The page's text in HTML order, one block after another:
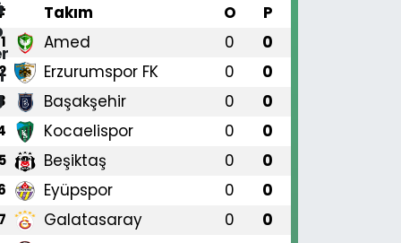
Takım O P
1 Amed 0 0
Erzurumspor FK 0 0
Başakşehir 0 0
Kocaelispor 0 0
Beşiktaş 0 0
Eyüpspor 0 0
Galatasaray 0 0